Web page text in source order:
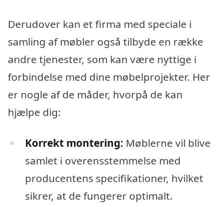
Derudover kan et firma med speciale i
samling af møbler også tilbyde en række
andre tjenester, som kan være nyttige i
forbindelse med dine møbelprojekter. Her
er nogle af de måder, hvorpå de kan
hjælpe dig:
Korrekt montering: Møblerne vil blive
samlet i overensstemmelse med
producentens specifikationer, hvilket
sikrer, at de fungerer optimalt.